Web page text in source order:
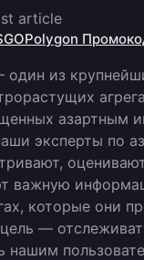
article
один из
азартным
эксперты по
важную
которые они
—
нашим